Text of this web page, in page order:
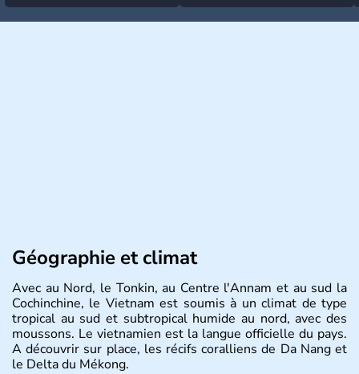
Géographie et climat
Avec au Nord, le Tonkin, au Centre l'Annam et au sud la
Cochinchine, le Vietnam est soumis à un climat de type
tropical au sud et subtropical humide au nord, avec des
moussons. Le vietnamien est la langue officielle du pays.
A découvrir sur place, les récifs coralliens de Da Nang et
le Delta du Mékong.